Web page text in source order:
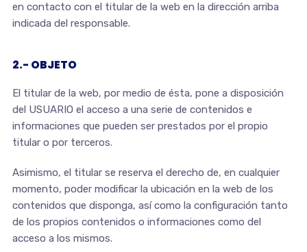
en contacto con el titular de la web en la dirección arriba
indicada del responsable.
2.- OBJETO
El titular de la web, por medio de ésta, pone a disposición
del USUARIO el acceso a una serie de contenidos e
informaciones que pueden ser prestados por el propio
titular o por terceros.
Asimismo, el titular se reserva el derecho de, en cualquier
momento, poder modificar la ubicación en la web de los
contenidos que disponga, así como la configuración tanto
de los propios contenidos o informaciones como del
acceso a los mismos.